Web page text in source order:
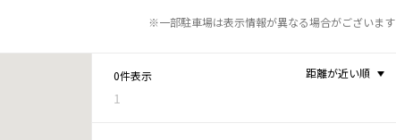
※一部駐車場は表示情報が異なる場合がございます
0件表示
1
距離が近い順